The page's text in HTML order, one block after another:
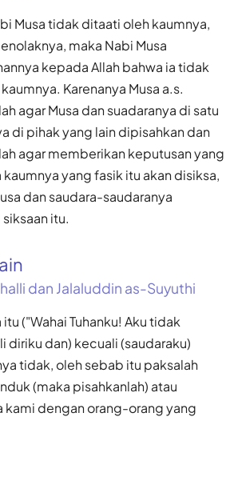
Musa tidak ditaati oleh kaumnya,
maka Nabi Musa
kepada Allah bahwa ia tidak
Karenanya Musa a.s.
agar Musa dan suadaranya di satu
di pihak yang lain dipisahkan dan
agar memberikan keputusan yang
yang fasik itu akan disiksa,
dan saudara-saudaranya
itu.
dan Jalaluddin as-Suyuthi
("Wahai Tuhanku! Aku tidak
diriku dan) kecuali (saudaraku)
tidak, oleh sebab itu paksalah
(maka pisahkanlah) atau
kami dengan orang-orang yang